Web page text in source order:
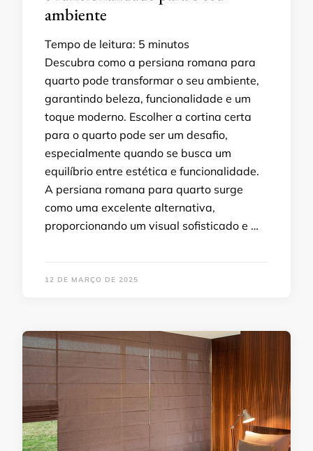
ambiente
Tempo de leitura: 5 minutos
Descubra como a persiana romana para
quarto pode transformar o seu ambiente,
garantindo beleza, funcionalidade e um
toque moderno. Escolher a cortina certa
para o quarto pode ser um desafio,
especialmente quando se busca um
equilíbrio entre estética e funcionalidade.
A persiana romana para quarto surge
como uma excelente alternativa,
proporcionando um visual sofisticado e …
12 DE MARÇO DE 2025